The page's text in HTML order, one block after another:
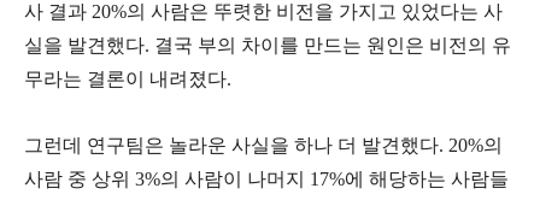
사 결과 20%의 사람은 뚜렷한 비전을 가지고 있었다는 사
실을 발견했다. 결국 부의 차이를 만드는 원인은 비전의 유
무라는 결론이 내려졌다.
그런데 연구팀은 놀라운 사실을 하나 더 발견했다. 20%의
사람 중 상위 3%의 사람이 나머지 17%에 해당하는 사람들